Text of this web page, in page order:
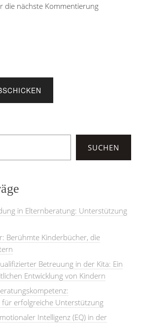
die nächste Kommentierung
SUCHEN
in Elternberatung: Unterstützung
Berühmte Kinderbücher, die
Betreuung in der Kita: Ein
Entwicklung von Kindern
für erfolgreiche Unterstützung
Intelligenz (EQ) in der